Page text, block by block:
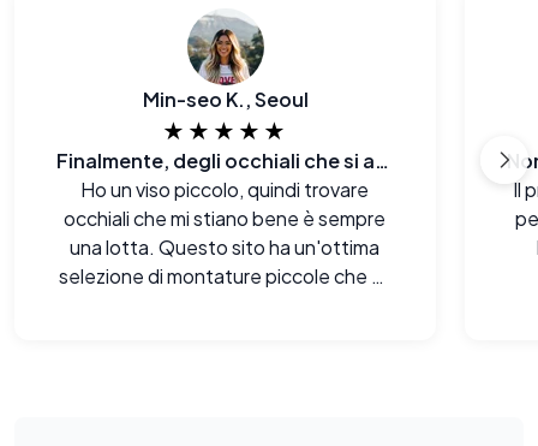
Min-seo K., Seoul
★★★★★
Finalmente, degli occhiali che si adattano al mio viso E al mio budget.
Ho un viso piccolo, quindi trovare
occhiali che mi stiano bene è sempre
una lotta. Questo sito ha un'ottima
selezione di montature piccole che mi
Il